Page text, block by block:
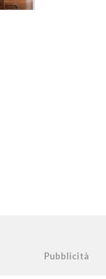
Pubblicità